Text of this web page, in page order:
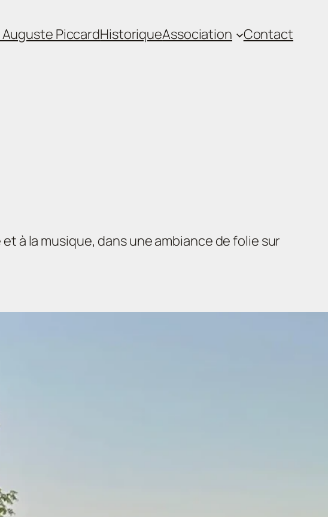
PiccardHistoriqueAssociation Contact
à la musique, dans une ambiance de folie sur